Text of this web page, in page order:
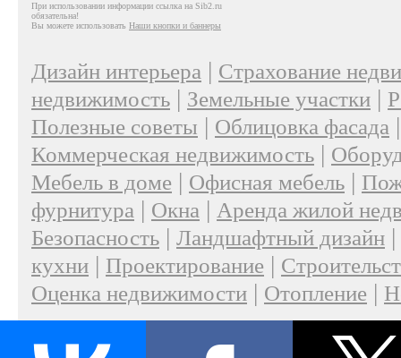
При использовании информации ссылка на Sib2.ru
обязательна!
Вы можете использовать Наши кнопки и баннеры
Дизайн интерьера | Страхование
недвижимость | Земельные участки |
Полезные советы | Облицовка фасада
Коммерческая недвижимость |
Мебель в доме | Офисная мебель |
фурнитура | Окна | Аренда жилой
Безопасность | Ландшафтный дизайн |
кухни | Проектирование |
Оценка недвижимости | Отопление |
О проекте|